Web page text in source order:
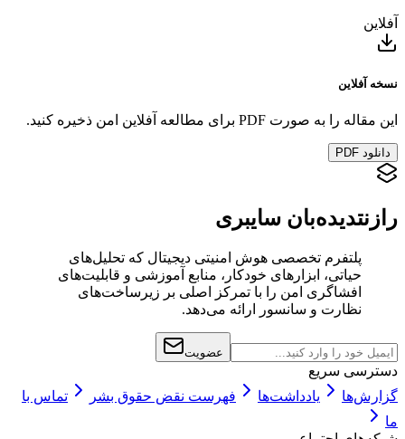
آفلاین
نسخه آفلاین
این مقاله را به صورت PDF برای مطالعه آفلاین امن ذخیره کنید.
دانلود PDF
رازنتدیده‌بان سایبری
پلتفرم تخصصی هوش امنیتی دیجیتال که تحلیل‌های
حیاتی، ابزارهای خودکار، منابع آموزشی و قابلیت‌های
افشاگری امن را با تمرکز اصلی بر زیرساخت‌های
نظارت و سانسور ارائه می‌دهد.
عضویت
دسترسی سریع
گزارش‌ها
یادداشت‌ها فهرست نقض حقوق بشر
تماس با
ما